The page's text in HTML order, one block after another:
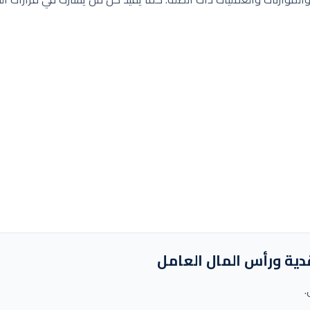
ورأس المال العامل